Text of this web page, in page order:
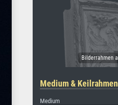
Medium & Keilrahmen
Medium